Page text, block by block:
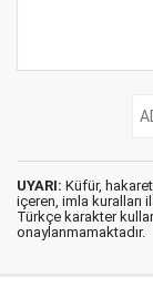
UYARI: Küfür,
içeren, imla kuralları
Türkçe karakter
onaylanmamaktadır.